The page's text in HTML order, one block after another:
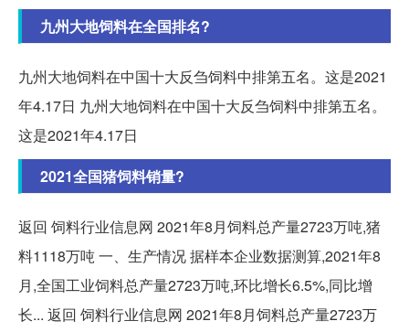
九州大地饲料在全国排名?
九州大地饲料在中国十大反刍饲料中排第五名。这是2021
年4.17日 九州大地饲料在中国十大反刍饲料中排第五名。
这是2021年4.17日
2021全国猪饲料销量?
返回 饲料行业信息网 2021年8月饲料总产量2723万吨,猪
料1118万吨 一、生产情况 据样本企业数据测算,2021年8
月,全国工业饲料总产量2723万吨,环比增长6.5%,同比增
长... 返回 饲料行业信息网 2021年8月饲料总产量2723万